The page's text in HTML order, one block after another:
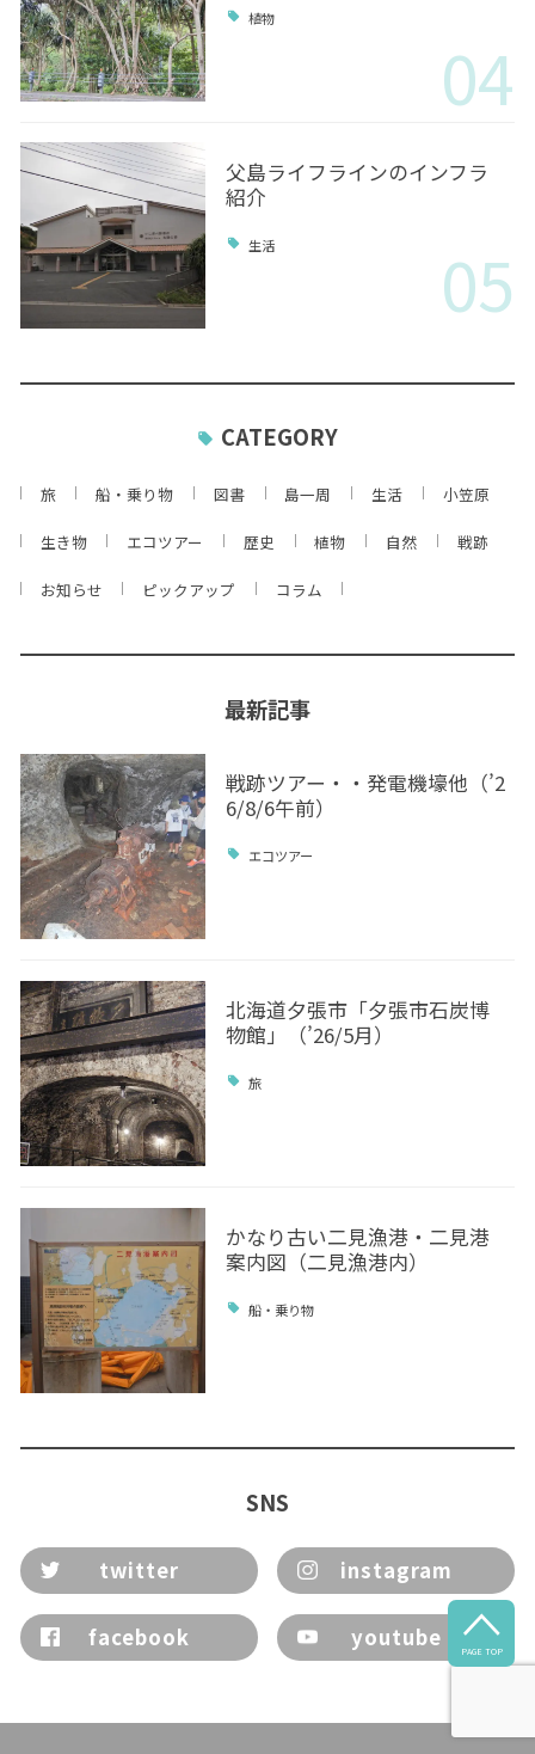
植物
04
父島ライフラインのインフラ
紹介
生活 05
CATEGORY
旅 船・乗り物 図書 島一周 生活 小笠原
生き物 エコツアー 歴史 植物 自然 戦跡
お知らせ ピックアップ コラム
最新記事
戦跡ツアー・・発電機壕他（’2
6/8/6午前）
エコツアー
北海道夕張市「夕張市石炭博
物館」（’26/5月）
旅
かなり古い二見漁港・二見港
案内図（二見漁港内）
船・乗り物
SNS
twitter instagram
facebook youtube 
PAGE TOP